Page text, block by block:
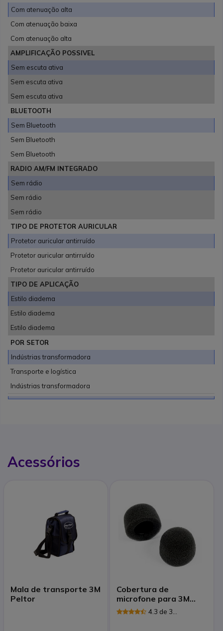
Com atenuação alta
Com atenuação baixa
Com atenuação alta
AMPLIFICAÇÃO POSSIVEL
Sem escuta ativa
Sem escuta ativa
Sem escuta ativa
BLUETOOTH
Sem Bluetooth
Sem Bluetooth
Sem Bluetooth
RADIO AM/FM INTEGRADO
Sem rádio
Sem rádio
Sem rádio
TIPO DE PROTETOR AURICULAR
Protetor auricular antirruído
Protetor auricular antirruído
Protetor auricular antirruído
TIPO DE APLICAÇÃO
Estilo diadema
Estilo diadema
Estilo diadema
POR SETOR
Indústrias transformadora
Transporte e logística
Indústrias transformadora
Acessórios
Mala de transporte 3M
Peltor
Cobertura de
microfone para 3M
Peltor Alert
4.3 de 3